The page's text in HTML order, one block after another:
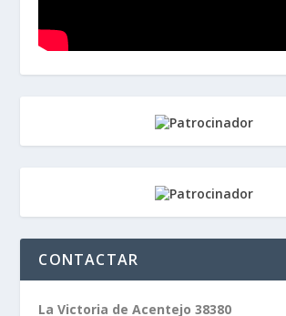
CONTACTAR
La Victoria de Acentejo 38380
Santa Cruz de Tenerife
Teléfono:(034) 654-774804
info@50km.es